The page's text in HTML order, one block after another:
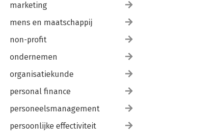
marketing
mens en maatschappij
non-profit
ondernemen
organisatiekunde
personal finance
personeelsmanagement
persoonlijke effectiviteit